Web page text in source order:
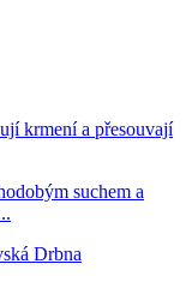
krmení a přesouvají
suchem a
Drbna